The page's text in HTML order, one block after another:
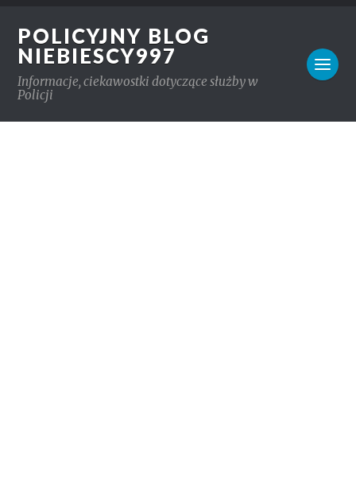
POLICYJNY BLOG
NIEBIESCY997
Informacje, ciekawostki dotyczące służby w
Policji